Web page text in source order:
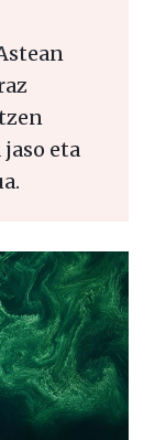
eta